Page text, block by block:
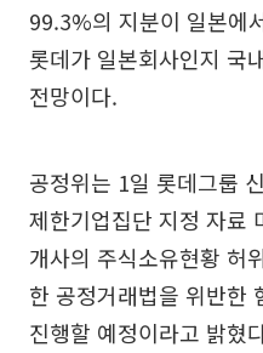
99.3%의 지분이 일본에
롯데가 일본회사인지 국
전망이다.
공정위는 1일 롯데그룹
제한기업집단 지정 자료
개사의 주식소유현황 허
한 공정거래법을 위반한
진행할 예정이라고 밝혔